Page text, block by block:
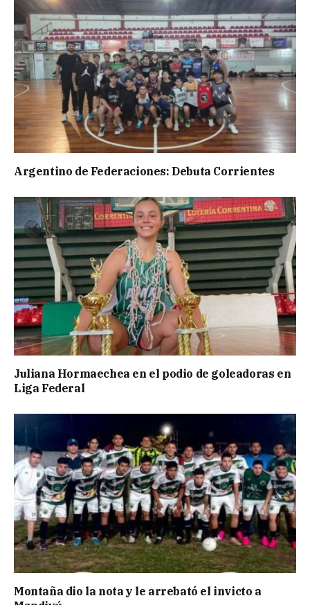
Argentino de Federaciones: Debuta Corrientes
Juliana Hormaechea en el podio de goleadoras en
Liga Federal
Montaña dio la nota y le arrebató el invicto a